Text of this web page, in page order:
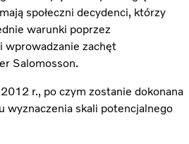
społeczni decydenci, którzy
warunki poprzez
wprowadzanie zachęt
Salomosson.
r., po czym zostanie dokonana
wyznaczenia skali potencjalnego